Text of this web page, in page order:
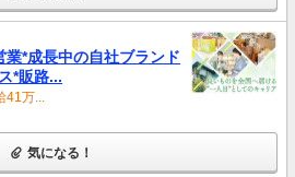
*成長中の自社ブランド
*販路...
万...
気になる！